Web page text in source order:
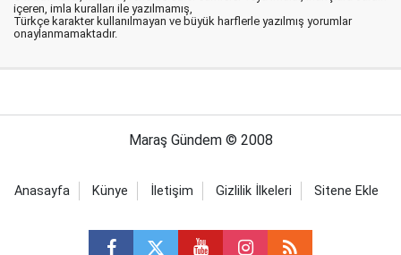
içeren, imla kuralları ile yazılmamış,
Türkçe karakter kullanılmayan ve büyük harflerle yazılmış yorumlar
onaylanmamaktadır.
Maraş Gündem © 2008
Anasayfa Künye İletişim Gizlilik İlkeleri Sitene Ekle